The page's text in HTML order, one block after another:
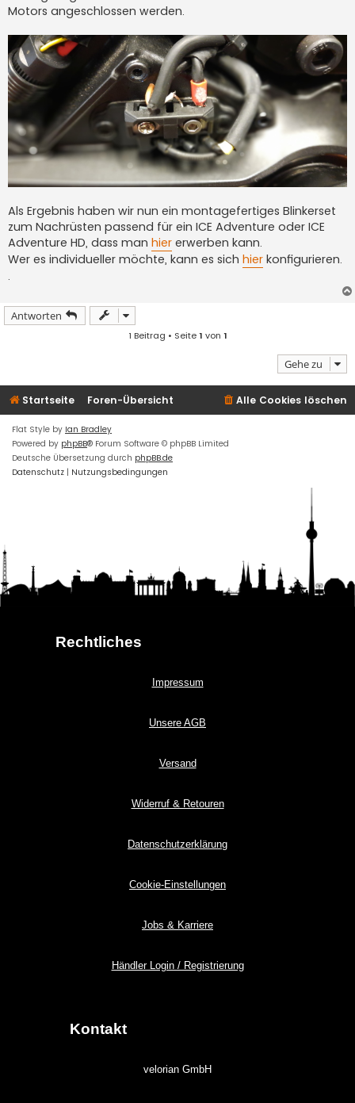
Motors angeschlossen werden.
Als Ergebnis haben wir nun ein montagefertiges Blinkerset
zum Nachrüsten passend für ein ICE Adventure oder ICE
Adventure HD, dass man hier erwerben kann.
Wer es individueller möchte, kann es sich hier konfigurieren.
.
Antworten
1 Beitrag • Seite1 von 1
Gehe zu
Startseite Foren-Übersicht Alle Cookies löschen
Flat Style by Ian Bradley
Powered by phpBB® Forum Software © phpBB Limited
Deutsche Übersetzung durch phpBB.de
Datenschutz | Nutzungsbedingungen
Rechtliches
Impressum
Unsere AGB
Versand
Widerruf & Retouren
Datenschutzerklärung
Cookie-Einstellungen
Jobs & Karriere
Händler Login / Registrierung
Kontakt
velorian GmbH